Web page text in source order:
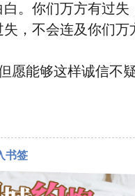
白。你们万方有过失
，不会连及你们万
愿能够这样诚信不
书签